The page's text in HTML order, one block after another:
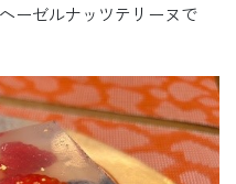
ーゼルナッツテリーヌで